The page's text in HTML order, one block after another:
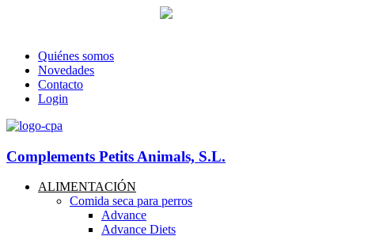
Quiénes somos
Novedades
Contacto
Login
Complements Petits Animals, S.L.
ALIMENTACIÓN
Comida seca para perros
Advance
Advance Diets